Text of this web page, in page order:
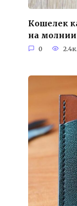
Кошелек
на молнии
0 2.4к.